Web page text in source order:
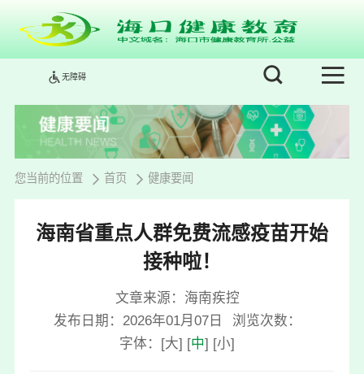
无障碍
您当前的位置 首页 健康要闻
海南省重点人群免费流感疫苗开始
接种啦！
文章来源：海南疾控
发布日期：2026年01月07日
浏览次数：
字体： [大] [中] [小]